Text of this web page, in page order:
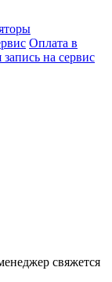
Оплата в
запись на сервис
свяжется